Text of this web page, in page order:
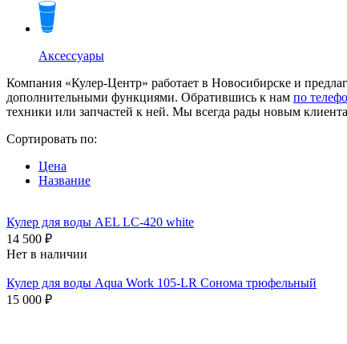
Аксессуары
Компания «Кулер-Центр» работает в Новосибирске и
дополнительными функциями. Обратившись к нам по
техники или запчастей к ней. Мы всегда рады новым
Сортировать по:
Цена
Название
Кулер для воды AEL LC-420 white
14 500 ₽
Нет в наличии
Кулер для воды Aqua Work 105-LR Сонома трюфельный
15 000 ₽